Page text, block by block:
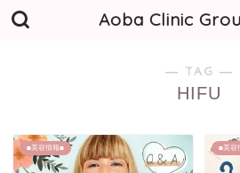
Aoba Clinic
― TAG ―
HIFU
■美容情報■ ■美容